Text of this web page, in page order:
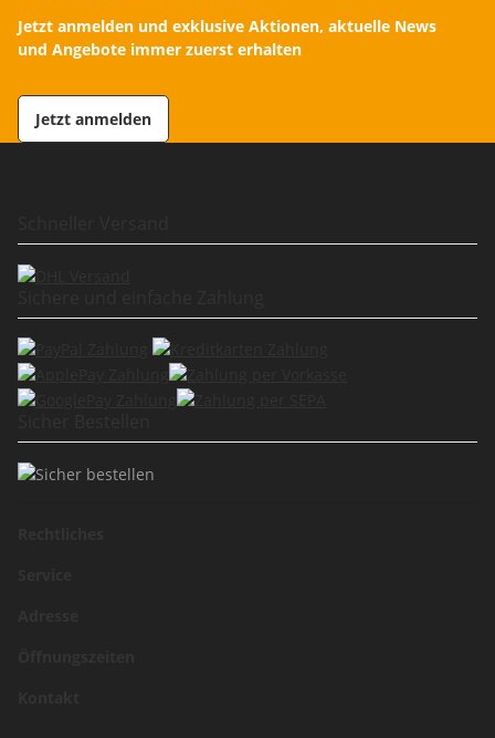
Jetzt anmelden und exklusive Aktionen, aktuelle News
und Angebote immer zuerst erhalten
Jetzt anmelden